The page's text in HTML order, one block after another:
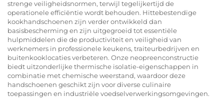
strenge veiligheidsnormen, terwijl tegelijkertijd de
operationele efficiëntie wordt behouden. Hittebestendige
kookhandschoenen zijn verder ontwikkeld dan
basisbescherming en zijn uitgegroeid tot essentiële
hulpmiddelen die de productiviteit en veiligheid van
werknemers in professionele keukens, traiteurbedrijven en
buitenkooklocaties verbeteren. Onze neopreenconstructie
biedt uitzonderlijke thermische isolatie-eigenschappen in
combinatie met chemische weerstand, waardoor deze
handschoenen geschikt zijn voor diverse culinaire
toepassingen en industriële voedselverwerkingsomgevingen.